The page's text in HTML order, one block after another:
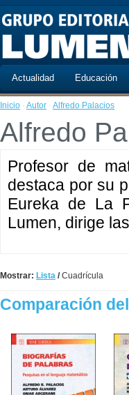
Actualidad Educación
Inicio · Autor · Alfredo Palacios
Alfredo
Profesor de
destaca por su
Eureka de La
Lumen, dirige
Mostrar: Lista /Cuadrícula
Comparación